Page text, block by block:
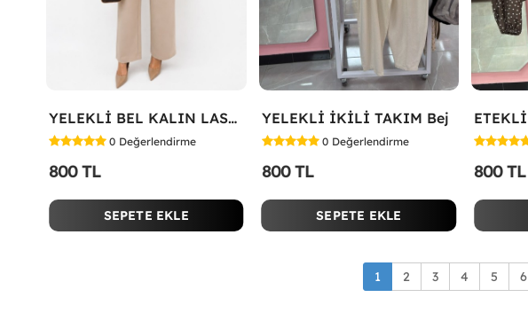
YELEKLİ BEL KALIN LASTİK İKİLİ TAKIM Bej
0 Değerlendirme
800 TL
SEPETE EKLE
YELEKLİ İKİLİ TAKIM Bej
0 Değerlendirme
800 TL
SEPETE EKLE
800 TL
1 2 3 4 5 6